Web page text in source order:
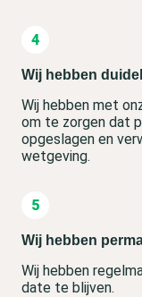
Wij hebben
Wij hebben met
om te zorgen dat
opgeslagen en
wetgeving.
Wij hebben
Wij hebben
date te blijven.